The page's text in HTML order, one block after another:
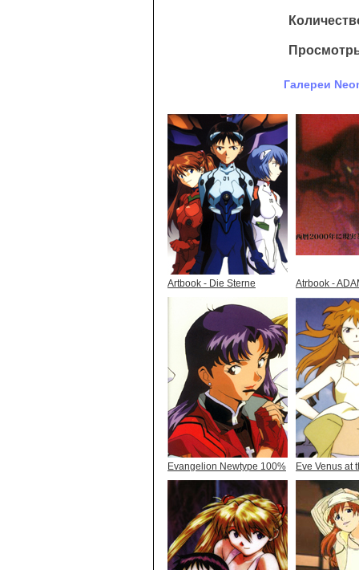
Галереи
Artbook - Die Sterne Atrbook -
Evangelion Newtype 100% Eve Venus at